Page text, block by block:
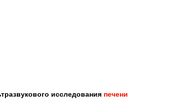
исследования печени